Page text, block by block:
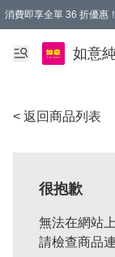
消費即享全單 36 折優惠！
購物满$50，全國包郵
如意
< 返回商品列表
很抱歉
無法在網站
請檢查商品